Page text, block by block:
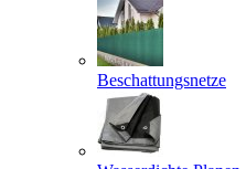
Beschattungsnetze